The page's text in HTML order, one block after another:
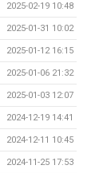
2025-02-19 10:48
2025-01-31 10:02
2025-01-12 16:15
2025-01-06 21:32
2025-01-03 12:07
2024-12-19 14:41
2024-12-11 10:45
2024-11-25 17:53